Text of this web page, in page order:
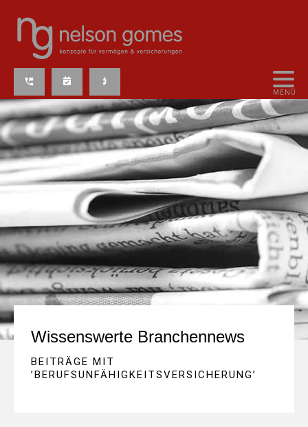
Wissenswerte Branchennews
BEITRÄGE MIT
’BERUFSUNFÄHIGKEITSVERSICHERUNG’